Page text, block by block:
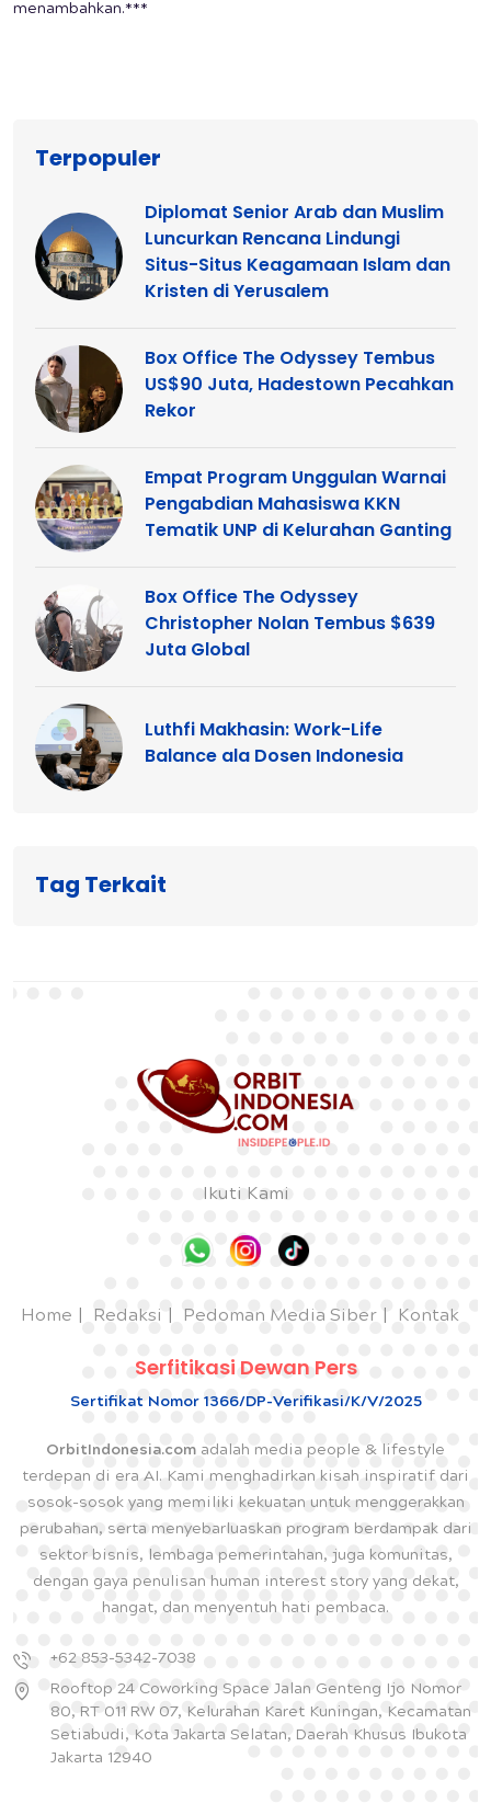
menambahkan.***
Terpopuler
Diplomat Senior Arab dan Muslim
Luncurkan Rencana Lindungi
Situs-Situs Keagamaan Islam dan
Kristen di Yerusalem
Box Office The Odyssey Tembus
US$90 Juta, Hadestown Pecahkan
Rekor
Empat Program Unggulan Warnai
Pengabdian Mahasiswa KKN
Tematik UNP di Kelurahan Ganting
Box Office The Odyssey
Christopher Nolan Tembus $639
Juta Global
Luthfi Makhasin: Work-Life
Balance ala Dosen Indonesia
Tag Terkait
Ikuti Kami
Home Redaksi Pedoman Media Siber Kontak
Serfitikasi Dewan Pers
Sertifikat Nomor 1366/DP-Verifikasi/K/V/2025
OrbitIndonesia.com adalah media people & lifestyle
terdepan di era AI. Kami menghadirkan kisah inspiratif dari
sosok-sosok yang memiliki kekuatan untuk menggerakkan
perubahan, serta menyebarluaskan program berdampak dari
sektor bisnis, lembaga pemerintahan, juga komunitas,
dengan gaya penulisan human interest story yang dekat,
hangat, dan menyentuh hati pembaca.
+62 853-5342-7038
Rooftop 24 Coworking Space Jalan Genteng Ijo Nomor
80, RT 011 RW 07, Kelurahan Karet Kuningan, Kecamatan
Setiabudi, Kota Jakarta Selatan, Daerah Khusus Ibukota
Jakarta 12940